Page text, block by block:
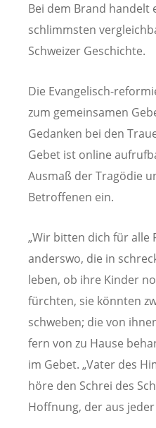
Bei dem Brand handelt
schlimmsten
Schweizer Geschichte.
Die Evangelisch-
zum gemeinsamen
Gedanken bei den
Gebet ist online
Ausmaß der Tragödie
Betroffenen ein.
„Wir bitten dich für alle
anderswo, die in
leben, ob ihre Kinder
fürchten, sie könnten
schweben; die von
fern von zu Hause
im Gebet. „Vater des
höre den Schrei des
Hoffnung, der aus